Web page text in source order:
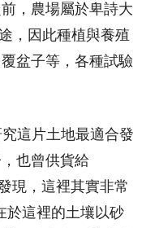
，農場屬於卑詩大
，因此種植與養殖
盆子等，各種試驗
這片土地最適合發
也曾供貨給
現，這裡其實非常
於這裡的土壤以砂